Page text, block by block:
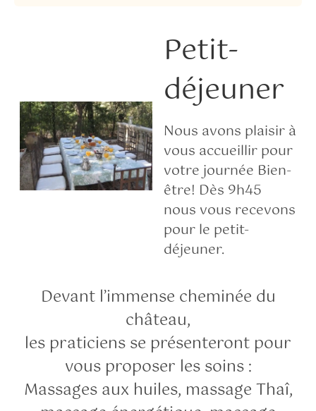
Petit-
déjeuner
Nous avons plaisir à
vous accueillir pour
votre journée Bien-
être! Dès 9h45
nous vous recevons
pour le petit-
déjeuner.
Devant l’immense cheminée du
château,
les praticiens se présenteront pour
vous proposer les soins :
Massages aux huiles, massage Thaî,